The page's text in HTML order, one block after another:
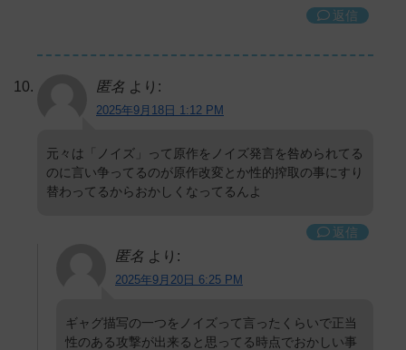
返信
匿名 より:
2025年9月18日 1:12 PM
元々は「ノイズ」って原作をノイズ発言を咎められてる
のに言い争ってるのが原作改変とか性的搾取の事にすり
替わってるからおかしくなってるんよ
返信
匿名 より:
2025年9月20日 6:25 PM
ギャグ描写の一つをノイズって言ったくらいで正当
性のある攻撃が出来ると思ってる時点でおかしい事